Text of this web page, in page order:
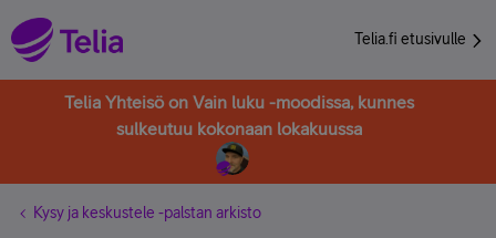
Telia.fi etusivulle
Telia Yhteisö on Vain luku -moodissa, kunnes
sulkeutuu kokonaan lokakuussa
Kysy ja keskustele -palstan arkisto